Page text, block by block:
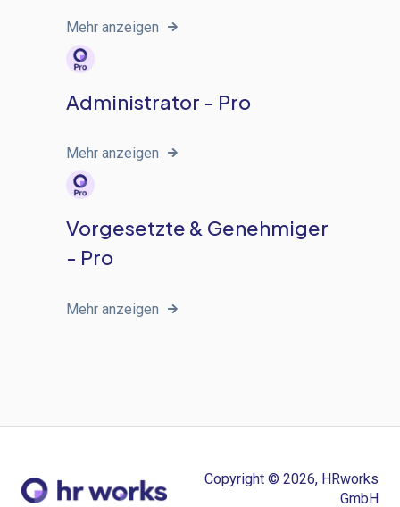
Mehr anzeigen
Administrator - Pro
Mehr anzeigen
Vorgesetzte & Genehmiger
- Pro
Mehr anzeigen
Copyright © 2026, HRworks
GmbH